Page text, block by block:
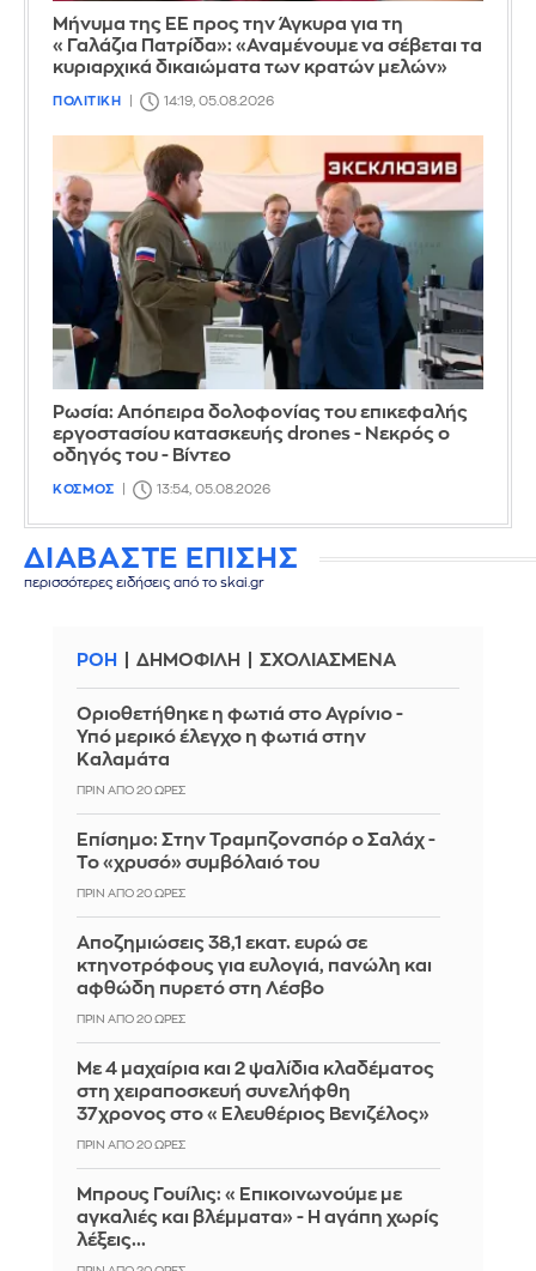
Μήνυμα της ΕΕ προς την Άγκυρα για τη
«Γαλάζια Πατρίδα»: «Αναμένουμε να σέβεται τα
κυριαρχικά δικαιώματα των κρατών μελών»
ΠΟΛΙΤΙΚΗ 14:19, 05.08.2026
Ρωσία: Απόπειρα δολοφονίας του επικεφαλής
εργοστασίου κατασκευής drones - Νεκρός ο
οδηγός του - Βίντεο
ΚΟΣΜΟΣ 13:54, 05.08.2026
ΔΙΑΒΑΣΤΕ ΕΠΙΣΗΣ
περισσότερες ειδήσεις από το skai.gr
ΡΟΗ ΔΗΜΟΦΙΛΗ ΣΧΟΛΙΑΣΜΕΝΑ
Οριοθετήθηκε η φωτιά στο Αγρίνιο -
Υπό μερικό έλεγχο η φωτιά στην
Καλαμάτα
ΠΡΙΝ ΑΠΌ 20 ΏΡΕΣ
Επίσημο: Στην Τραμπζονσπόρ ο Σαλάχ -
Το «χρυσό» συμβόλαιό του
ΠΡΙΝ ΑΠΌ 20 ΏΡΕΣ
Αποζημιώσεις 38,1 εκατ. ευρώ σε
κτηνοτρόφους για ευλογιά, πανώλη και
αφθώδη πυρετό στη Λέσβο
ΠΡΙΝ ΑΠΌ 20 ΏΡΕΣ
Με 4 μαχαίρια και 2 ψαλίδια κλαδέματος
στη χειραποσκευή συνελήφθη
37χρονος στο «Ελευθέριος Βενιζέλος»
ΠΡΙΝ ΑΠΌ 20 ΏΡΕΣ
Μπρους Γουίλις: «Επικοινωνούμε με
αγκαλιές και βλέμματα» - Η αγάπη χωρίς
λέξεις...